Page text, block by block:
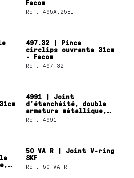
Facom
Ref. 495A.25EL
497.32 | Pince
circlips ouvrante 31cm
- Facom
Ref. 497.32
4991 | Joint
d'étanchéité, double
armature métallique,
lèvre SKF Wave
Ref. 4991
50 VA R | Joint V-ring
SKF
Ref. 50 VA R